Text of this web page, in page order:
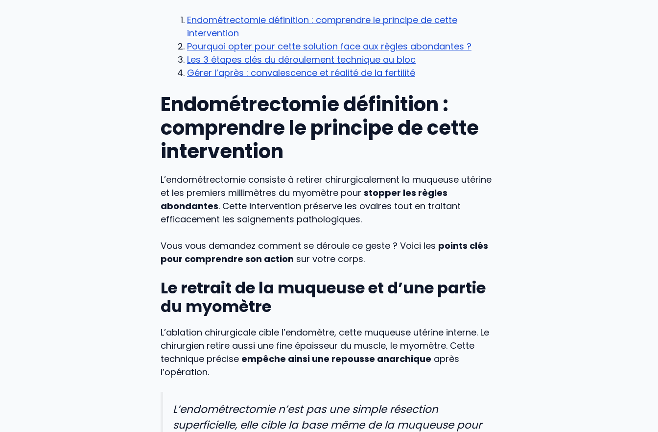
Endométrectomie définition : comprendre le principe de cette
intervention
Pourquoi opter pour cette solution face aux règles abondantes ?
Les 3 étapes clés du déroulement technique au bloc
Gérer l’après : convalescence et réalité de la fertilité
Endométrectomie définition :
comprendre le principe de cette
intervention
L’endométrectomie consiste à retirer chirurgicalement la muqueuse utérine
et les premiers millimètres du myomètre pour stopper les règles
abondantes. Cette intervention préserve les ovaires tout en traitant
efficacement les saignements pathologiques.
Vous vous demandez comment se déroule ce geste ? Voici les points clés
pour comprendre son action sur votre corps.
Le retrait de la muqueuse et d’une partie
du myomètre
L’ablation chirurgicale cible l’endomètre, cette muqueuse utérine interne. Le
chirurgien retire aussi une fine épaisseur du muscle, le myomètre. Cette
technique précise empêche ainsi une repousse anarchique après
l’opération.
L’endométrectomie n’est pas une simple résection
superficielle, elle cible la base même de la muqueuse pour